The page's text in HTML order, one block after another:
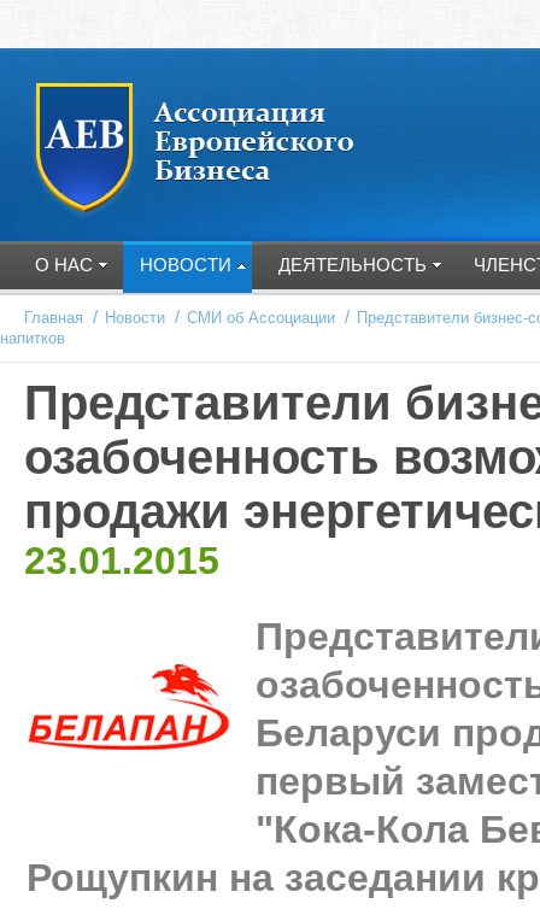
О НАС НОВОСТИ ДЕЯТЕЛЬНОСТЬ
Главная / Новости / СМИ об Ассоциации / Представители бизнес-
напитков
Представители
озабоченность
продажи
23.01.2015
Беларуси
первый
"Кока-Кола
Рощупкин на заседании